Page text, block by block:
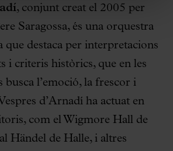
, conjunt creat el 2005 per
Saragossa, és una orquestra
que destaca per interpretacions
i criteris històrics, que en les
busca l’emoció, la frescor i
d’Arnadí ha actuat en
com el Wigmore Hall de
Händel de Halle, i altres